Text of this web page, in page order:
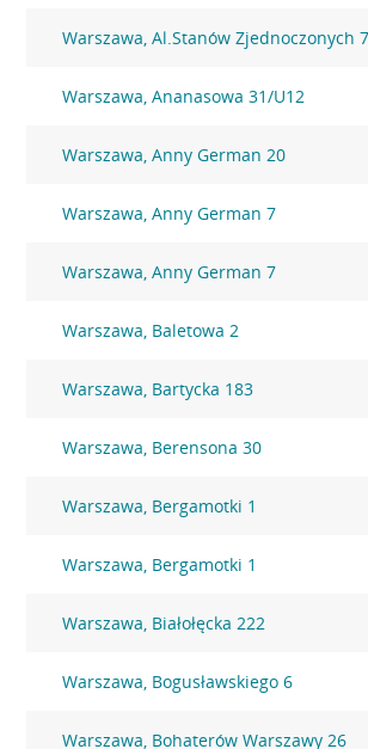
Warszawa, Al.Stanów Zjednoczonych
Warszawa, Ananasowa 31/U12
Warszawa, Anny German 20
Warszawa, Anny German 7
Warszawa, Anny German 7
Warszawa, Baletowa 2
Warszawa, Bartycka 183
Warszawa, Berensona 30
Warszawa, Bergamotki 1
Warszawa, Bergamotki 1
Warszawa, Białołęcka 222
Warszawa, Bogusławskiego 6
Warszawa, Bohaterów Warszawy 26